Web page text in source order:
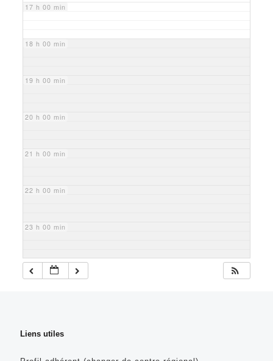
17 h 00 min
18 h 00 min
19 h 00 min
20 h 00 min
21 h 00 min
22 h 00 min
23 h 00 min
Liens utiles